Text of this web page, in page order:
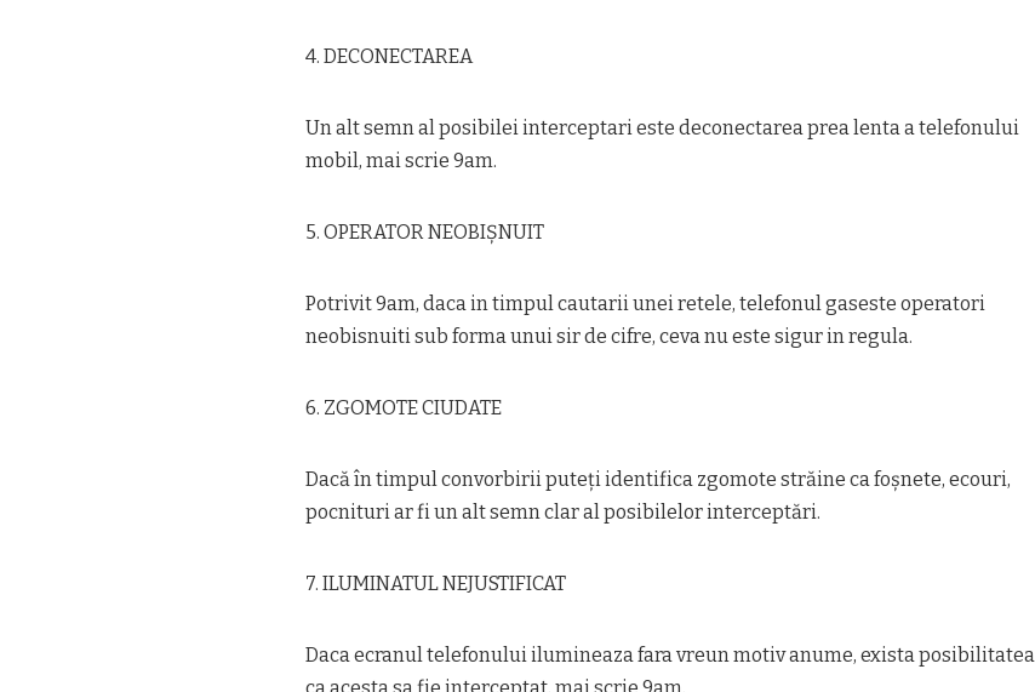
4. DECONECTAREA
Un alt semn al posibilei interceptari este deconectarea prea lenta a telefonului
mobil, mai scrie 9am.
5. OPERATOR NEOBIȘNUIT
Potrivit 9am, daca in timpul cautarii unei retele, telefonul gaseste operatori
neobisnuiti sub forma unui sir de cifre, ceva nu este sigur in regula.
6. ZGOMOTE CIUDATE
Dacă în timpul convorbirii puteți identifica zgomote străine ca foșnete, ecouri,
pocnituri ar fi un alt semn clar al posibilelor interceptări.
7. ILUMINATUL NEJUSTIFICAT
Daca ecranul telefonului ilumineaza fara vreun motiv anume, exista posibilitatea
ca acesta sa fie interceptat, mai scrie 9am.